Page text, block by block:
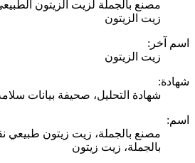
مصنع بالجملة لزيت الزيتون
زيت الزيتون
اسم آخر:
زيت الزيتون
شهادة:
شهادة التحليل، صحيفة بيانات سلامة
اسم:
مصنع بالجملة، زيت زيتون طبيعي
بالجملة، زيت زيتون